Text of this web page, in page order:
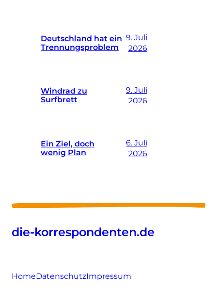
Deutschland hat ein
Trennungsproblem
9. Juli
2026
Windrad zu
Surfbrett
9. Juli
2026
Ein Ziel, doch
wenig Plan
6. Juli
2026
die-korrespondenten.de
HomeDatenschutzImpressum